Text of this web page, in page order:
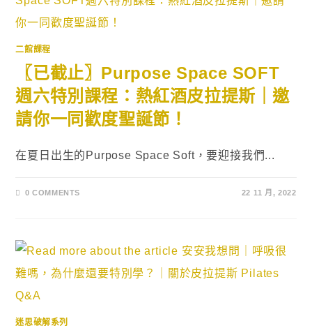
二館課程
〖已截止〗Purpose Space SOFT
週六特別課程：熱紅酒皮拉提斯｜邀
請你一同歡度聖誕節！
在夏日出生的Purpose Space Soft，要迎接我們...
0 COMMENTS 22 11 月, 2022
迷思破解系列